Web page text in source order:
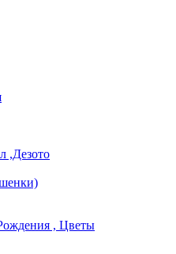
,Дезото
, Цветы